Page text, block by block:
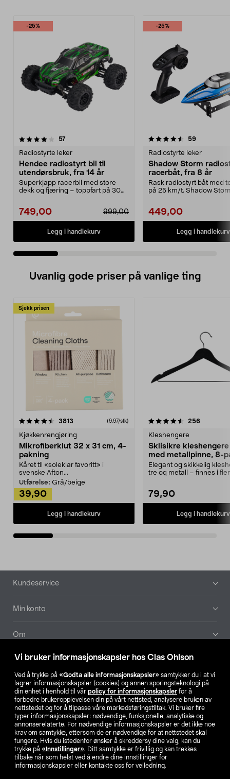
Vi bruker informasjonskapsler hos Clas Ohlson
Ved å trykke på «Godta alle informasjonskapsler» samtykker du i at vi
lagrer informasjonskapsler (cookies) og annen sporingsteknologi på
din enhet i henhold til vår policy for informasjonskapsler for å
forbedre brukeropplevelsen din på vårt nettsted, analysere bruken av
nettstedet og for å tilpasse våre markedsføringstiltak. Vi bruker fire
typer informasjonskapsler: nødvendige, funksjonelle, analytiske og
annonserelaterte. For nødvendige informasjonskapsler er det ikke noe
krav om samtykke, ettersom de er nødvendige for at nettstedet skal
fungere. Hvis du istedenfor ønsker å skreddersy dine valg, kan du
trykke på «Innstillinger». Ditt samtykke er frivillig og kan trekkes
tilbake når som helst ved å endre dine innstillinger for
informasjonskapsler eller kontakte oss for veiledning.
-25%
57anmeldelser
Radiostyrte leker
Hendee radiostyrt bil til
utendørsbruk, fra 14 år
Superkjapp racerbil med store
dekk og fjæring – toppfart på 30
749,00 999,00
Legg i handlekurv
-25%
4.5 av 5 stjerner 59
Radiostyrte leker
Shadow Storm
racerbåt, fra 8 år
Rask radiostyrt båt med
på 25 km/t. Shadow
449,00
Legg i handlekurv
4.0 av 5 stjerner
Uvanlig gode priser på vanlige ting
Sjekk prisen
3813 anmeldelser(9,97/stk)
Kjøkkenrengjøring
Mikrofiberklut 32 x 31 cm, 4-
pakning
Kåret til «soleklar favoritt» i
svenske Afton...
Utførelse: Grå/beige
39,90
Legg i handlekurv
4.5av 5 stjerner 256
Kleshengere
Sklisikre
med metallpinne, 8-
Elegant og skikkelig
tre og metall – finnes i
79,90
Legg i handlekurv
4.5av 5 stjerner
Bunntekst
Kundeservice
Min konto
Om
Aktuelt
Våre selskaper
Finn din butikk
SE NO FI